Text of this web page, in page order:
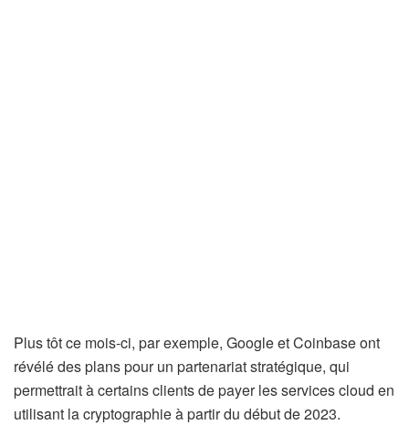
Plus tôt ce mois-ci, par exemple, Google et Coinbase ont
révélé des plans pour un partenariat stratégique, qui
permettrait à certains clients de payer les services cloud en
utilisant la cryptographie à partir du début de 2023.